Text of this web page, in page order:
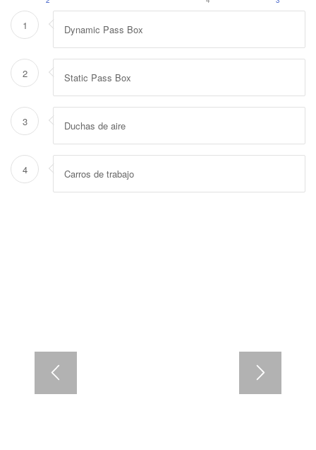
1 Dynamic Pass Box
2 Static Pass Box
3 Duchas de aire
4 Carros de trabajo